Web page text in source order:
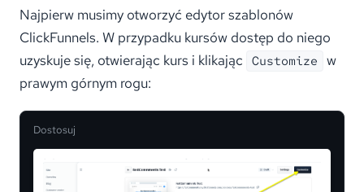
Najpierw musimy otworzyć edytor szablonów
ClickFunnels. W przypadku kursów dostęp do niego
uzyskuje się, otwierając kurs i klikając Customize w
prawym górnym rogu:
Dostosuj